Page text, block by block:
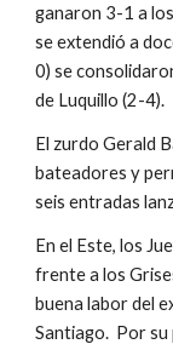
ganaron 3-1 a
se extendió a
0) se
de Luquillo (2-4).
El zurdo Gerald
bateadores y
seis entradas
En el Este, los
frente a los
buena labor del
Santiago.  Por